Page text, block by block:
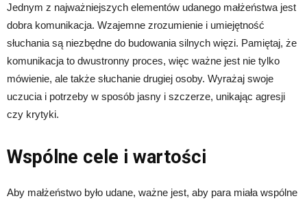
Jednym z najważniejszych elementów udanego małżeństwa jest
dobra komunikacja. Wzajemne zrozumienie i umiejętność
słuchania są niezbędne do budowania silnych więzi. Pamiętaj, że
komunikacja to dwustronny proces, więc ważne jest nie tylko
mówienie, ale także słuchanie drugiej osoby. Wyrażaj swoje
uczucia i potrzeby w sposób jasny i szczerze, unikając agresji
czy krytyki.
Wspólne cele i wartości
Aby małżeństwo było udane, ważne jest, aby para miała wspólne